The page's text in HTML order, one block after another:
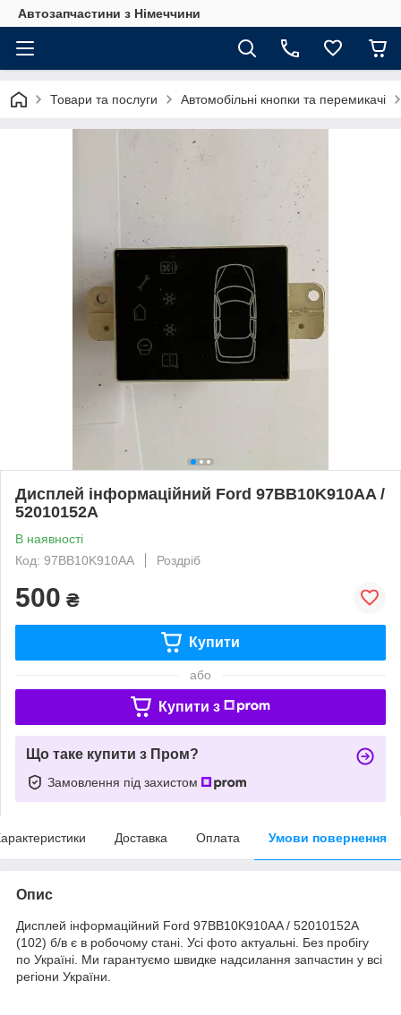
Автозапчастини з Німеччини
Товари та послуги Автомобільні кнопки та перемикачі
Дисплей інформаційний Ford 97BB10K910AA /
52010152A
В наявності
Код: 97BB10K910AA
Роздріб
500 ₴
Купити
або
Купити з
Що таке купити з Пром?
Замовлення під захистом
Доставка Оплата Умови повернення
Опис
Дисплей інформаційний Ford 97BB10K910AA / 52010152A
(102) б/в є в робочому стані. Усі фото актуальні. Без пробігу
по Україні. Ми гарантуємо швидке надсилання запчастин у всі
регіони України.